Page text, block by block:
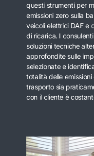
questi strumenti per
emissioni zero sulla
veicoli elettrici DAF e
di ricarica. I
soluzioni tecniche
approfondite sulle
selezionate e
totalità delle
trasporto sia
con il cliente è